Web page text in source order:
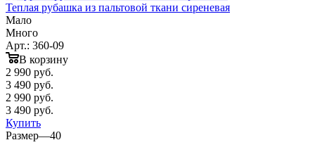
Теплая рубашка из пальтовой ткани сиреневая
Мало
Много
Арт.: 360-09
В корзину
2 990 руб.
3 490 руб.
2 990 руб.
3 490 руб.
Купить
Размер—40